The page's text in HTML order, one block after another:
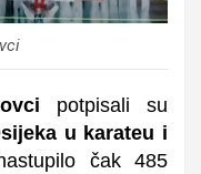
potpisali su
u karateu i
čak 485